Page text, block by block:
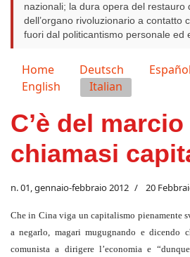
nazionali; la dura opera del restauro
dell’organo rivoluzionario a contatto
fuori dal politicantismo personale ed
Seleziona la tua lingua
Home Deutsch Español
English
Italian
C’è del
chiamasi
n. 01, gennaio-febbraio 2012 20
Che in Cina viga un capitalismo pienamente
a negarlo, magari mugugnando e
comunista a dirigere l’economia e